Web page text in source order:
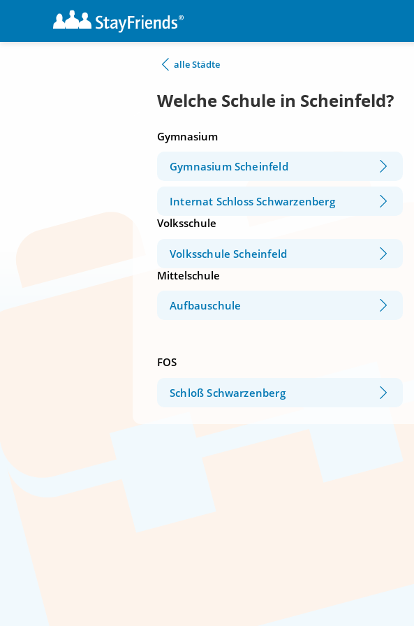
alle Städte
Welche Schule in Scheinfeld?
Gymnasium
Gymnasium Scheinfeld
Internat Schloss Schwarzenberg
Volksschule
Volksschule Scheinfeld
Mittelschule
Aufbauschule
FOS
Schloß Schwarzenberg